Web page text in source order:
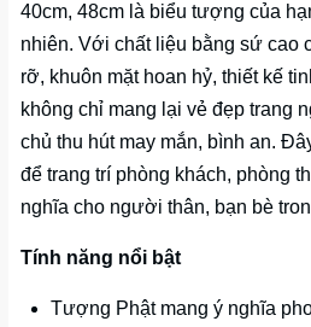
40cm, 48cm là biểu tượng của
nhiên. Với chất liệu bằng sứ cao
rỡ, khuôn mặt hoan hỷ, thiết kế
không chỉ mang lại vẻ đẹp trang
chủ thu hút may mắn, bình an.
để trang trí phòng khách, phòng
nghĩa cho người thân, bạn bè
Tính năng nổi bật
Tượng Phật mang ý nghĩa